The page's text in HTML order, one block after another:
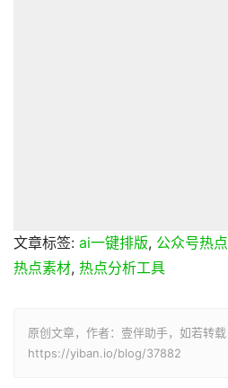
文章标签: ai一键排版, 公众号热点
热点素材, 热点分析工具
原创文章，作者：壹伴助手，如若转载
https://yiban.io/blog/37882